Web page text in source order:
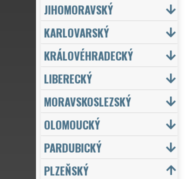
JIHOMORAVSKÝ
KARLOVARSKÝ
KRÁLOVÉHRADECKÝ
LIBERECKÝ
MORAVSKOSLEZSKÝ
OLOMOUCKÝ
PARDUBICKÝ
PLZEŇSKÝ